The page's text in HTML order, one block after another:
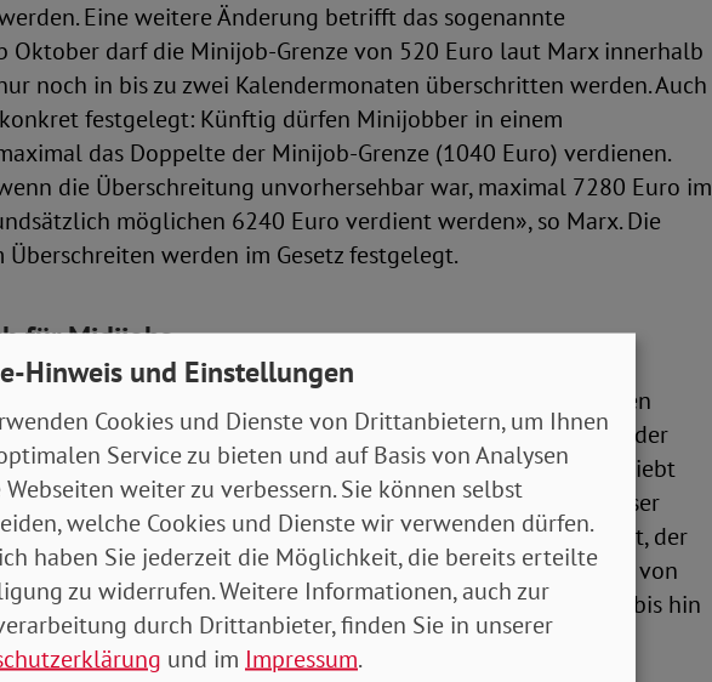
Eine weitere Änderung betrifft das sogenannte
Oktober darf die Minijob-Grenze von 520 Euro laut Marx innerhalb
noch in bis zu zwei Kalendermonaten überschritten werden. Auch
festgelegt: Künftig dürfen Minijobber in einem
das Doppelte der Minijob-Grenze (1040 Euro) verdienen.
die Überschreitung unvorhersehbar war, maximal 7280 Euro im
möglichen 6240 Euro verdient werden», so Marx. Die
Überschreiten werden im Gesetz festgelegt.
für Midijobs
in sogenannten Midijobs gibt es Neuerungen. Sie konnten
450,01 und 1300 Euro monatlich verdienen, um die Vorteile der
für sich nutzen zu können. Hier verschiebt
Oktober auf 520,01 bis 1600 Euro. «Im unteren Bereich dieser
Midijobber in den Beiträgen zur Sozialversicherung entlastet, der
Arbeitgeber erhöht sich», erläutert Marx. Bis zur Obergrenze von
eine gleitende Anpassung der Sozialversicherungsbeiträge bis hin
Hinweis und Einstellungen
Cookies und Dienste von Drittanbietern, um Ihnen
Service zu bieten und auf Basis von Analysen
Webseiten weiter zu verbessern. Sie können selbst
welche Cookies und Dienste wir verwenden dürfen.
haben Sie jederzeit die Möglichkeit, die bereits erteilte
zu widerrufen. Weitere Informationen, auch zur
durch Drittanbieter, finden Sie in unserer
und im Impressum.